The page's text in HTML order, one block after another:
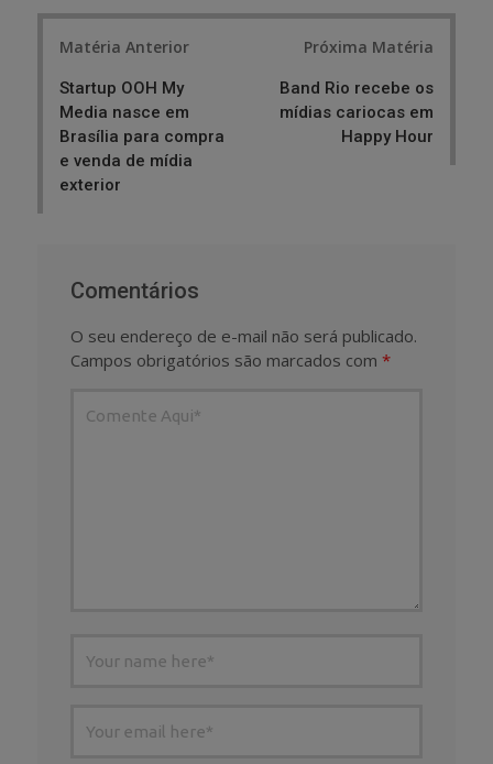
Matéria Anterior
Startup OOH My
Media nasce em
Brasília para compra
e venda de mídia
exterior
Próxima Matéria
Band Rio recebe os
mídias cariocas em
Happy Hour
Comentários
O seu endereço de e-mail não será publicado.
Campos obrigatórios são marcados com *